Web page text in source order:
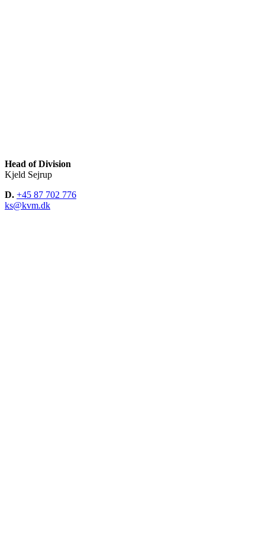
Head of Division
Kjeld Sejrup
D. +45 87 702 776
ks@kvm.dk